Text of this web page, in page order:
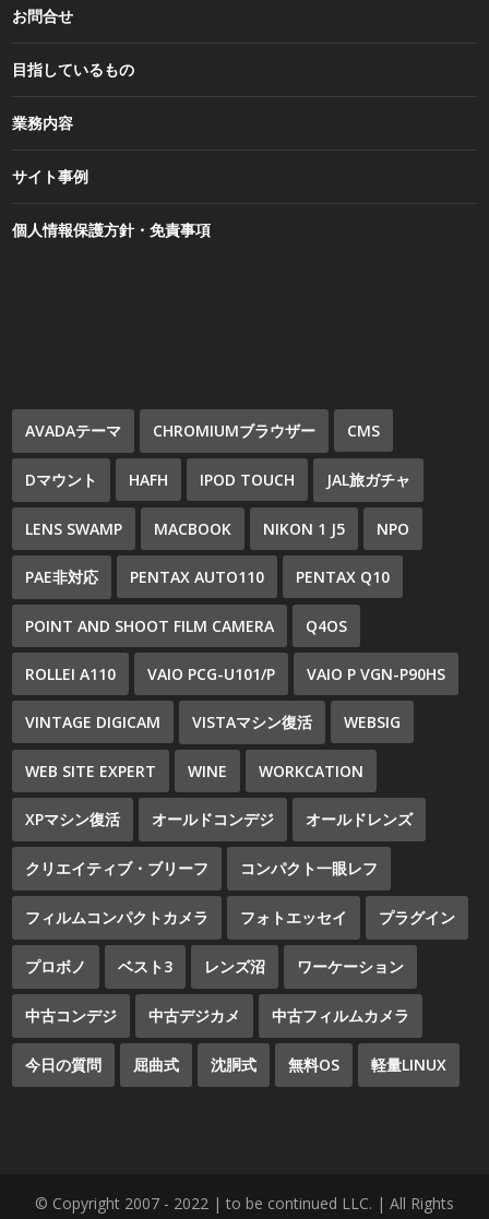
お問合せ
目指しているもの
業務内容
サイト事例
個人情報保護方針・免責事項
AVADAテーマ CHROMIUMブラウザー CMS
Dマウント HAFH IPOD TOUCH JAL旅ガチャ
LENS SWAMP MACBOOK NIKON 1 J5 NPO
PAE非対応 PENTAX AUTO110 PENTAX Q10
POINT AND SHOOT FILM CAMERA Q4OS
ROLLEI A110 VAIO PCG-U101/P VAIO P VGN-P90HS
VINTAGE DIGICAM VISTAマシン復活 WEBSIG
WEB SITE EXPERT WINE WORKCATION
XPマシン復活 オールドコンデジ オールドレンズ
クリエイティブ・ブリーフ コンパクト一眼レフ
フィルムコンパクトカメラ フォトエッセイ プラグイン
プロボノ ベスト3 レンズ沼 ワーケーション
中古コンデジ 中古デジカメ 中古フィルムカメラ
今日の質問 屈曲式 沈胴式 無料OS 軽量LINUX
© Copyright 2007 - 2022 | to be continued LLC. | All Rights